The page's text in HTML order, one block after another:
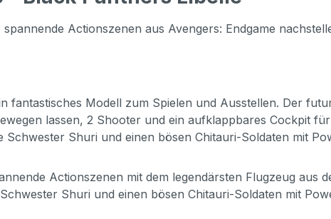
Actionszenen aus Avengers: Endgame
Modell zum Spielen und Ausstellen. Der
lassen, 2 Shooter und ein aufklappbares Cockpit
Shuri und einen bösen Chitauri-Soldaten mit
Actionszenen mit dem legendärsten Flugzeug aus
Shuri und einen bösen Chitauri-Soldaten mit